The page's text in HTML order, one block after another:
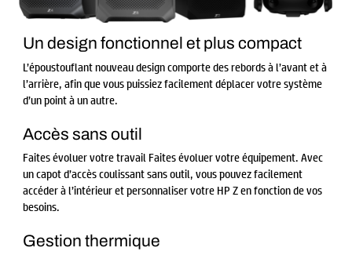
Un design fonctionnel et plus compact
L’époustouflant nouveau design comporte des rebords à l’avant et à
l’arrière, afin que vous puissiez facilement déplacer votre système
d’un point à un autre.
Accès sans outil
Faites évoluer votre travail Faites évoluer votre équipement. Avec
un capot d’accès coulissant sans outil, vous pouvez facilement
accéder à l’intérieur et personnaliser votre HP Z en fonction de vos
besoins.
Gestion thermique